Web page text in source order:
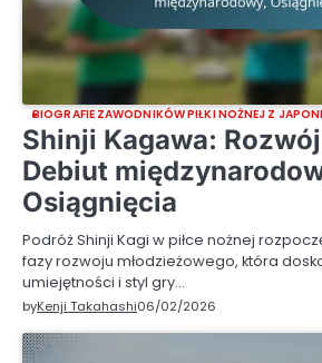
BIOGRAFIE ZAWODNIKÓW PIŁKI NOŻNEJ Z
Shinji Kagawa:
Debiut
Osiągnięcia
Podróż Shinji Kagi w piłce nożnej
fazy rozwoju młodzieżowego, która
umiejętności i styl gry…
byKenji Takahashi06/02/2026